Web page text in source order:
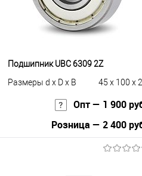
Подшипник UBC 6309 2Z
Размеры d x D x B
45 x 100 x
Опт — 1 900
Розница — 2 400